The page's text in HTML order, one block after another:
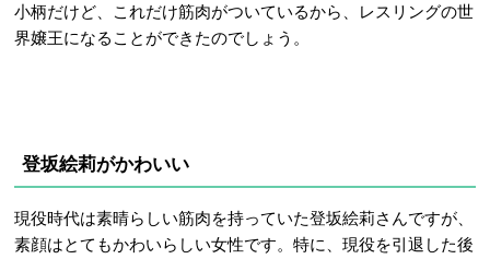
小柄だけど、これだけ筋肉がついているから、レスリングの世
界嬢王になることができたのでしょう。
登坂絵莉がかわいい
現役時代は素晴らしい筋肉を持っていた登坂絵莉さんですが、
素顔はとてもかわいらしい女性です。特に、現役を引退した後